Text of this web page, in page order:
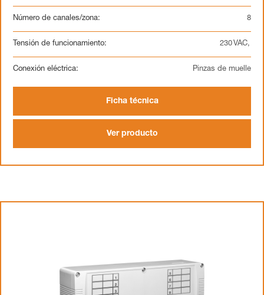
Número de canales/zona: 8
Tensión de funcionamiento: 230 VAC,
Conexión eléctrica: Pinzas de muelle
Ficha técnica
Ver producto